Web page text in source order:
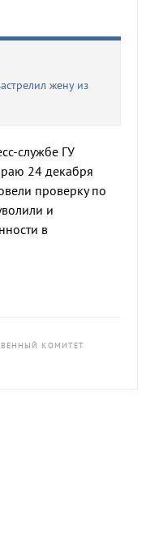
жену из
службе ГУ
24 декабря
проверку по
и
в
КОМИТЕТ